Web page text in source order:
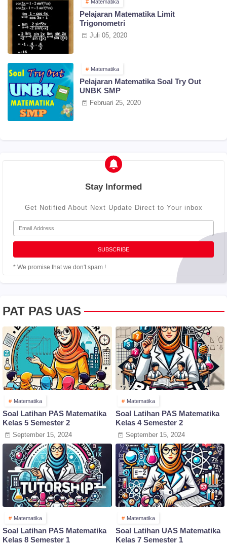
Matematika
Pelajaran Matematika Limit
Trigonometri
Juli 05, 2020
Matematika
Pelajaran Matematika Soal Try Out
UNBK SMP
Februari 25, 2020
Stay Informed
Get Notified About Next Update Direct to Your inbox
* We promise that we don't spam !
PAT PAS UAS
Matematika
Soal Latihan PAS Matematika
Kelas 5 Semester 2
September 15, 2024
Matematika
Soal Latihan PAS Matematika
Kelas 4 Semester 2
September 15, 2024
Matematika
Soal Latihan PAS Matematika
Kelas 8 Semester 1
Matematika
Soal Latihan UAS Matematika
Kelas 7 Semester 1